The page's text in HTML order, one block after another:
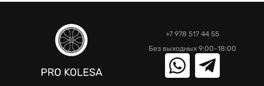
+7 978 517 44 55
Без выходных 9:00-18:00